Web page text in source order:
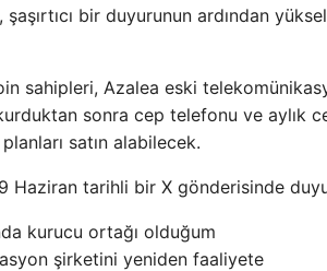
bir duyurunun ardından
sahipleri, Azalea eski
sonra cep telefonu ve aylık
satın alabilecek.
Haziran tarihli bir X gönderisinde
kurucu ortağı olduğum
şirketini yeniden faaliyete